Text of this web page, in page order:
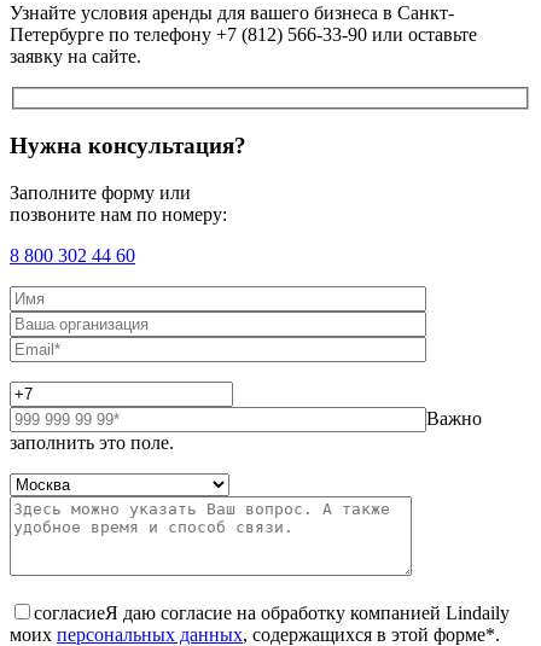
Узнайте условия аренды для вашего бизнеса в Санкт-
Петербурге по телефону +7 (812) 566-33-90 или оставьте
заявку на сайте.
Нужна консультация?
Заполните форму или
позвоните нам по номеру:
8 800 302 44 60
Важно
заполнить это поле.
согласиеЯ даю согласие на обработку компанией Lindaily
моих персональных данных, содержащихся в этой форме*.